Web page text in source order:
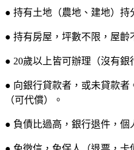
● 持有土地（農地、建地）持
● 持有房屋，坪數不限，屋齡
● 20歲以上皆可辦理（沒有銀
● 向銀行貸款者，或未貸款
（可代償）。
● 負債比過高，銀行退件，個